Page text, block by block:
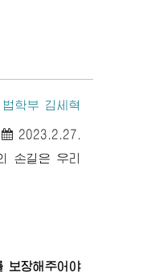
법학부 김세혁
2023.2.27.
손길은 우리
보장해주어야